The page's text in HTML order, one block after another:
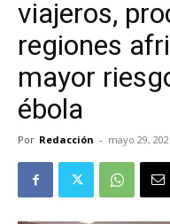
viajeros,
regiones
mayor
ébola
Por Redacción - mayo 29,